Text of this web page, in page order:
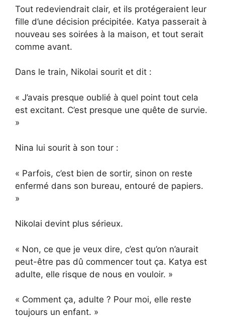
Tout redeviendrait clair, et ils protégeraient leur
fille d’une décision précipitée. Katya passerait à
nouveau ses soirées à la maison, et tout serait
comme avant.
Dans le train, Nikolai sourit et dit :
« J’avais presque oublié à quel point tout cela
est excitant. C’est presque une quête de survie.
»
Nina lui sourit à son tour :
« Parfois, c’est bien de sortir, sinon on reste
enfermé dans son bureau, entouré de papiers.
»
Nikolai devint plus sérieux.
« Non, ce que je veux dire, c’est qu’on n’aurait
peut-être pas dû commencer tout ça. Katya est
adulte, elle risque de nous en vouloir. »
« Comment ça, adulte ? Pour moi, elle reste
toujours un enfant. »